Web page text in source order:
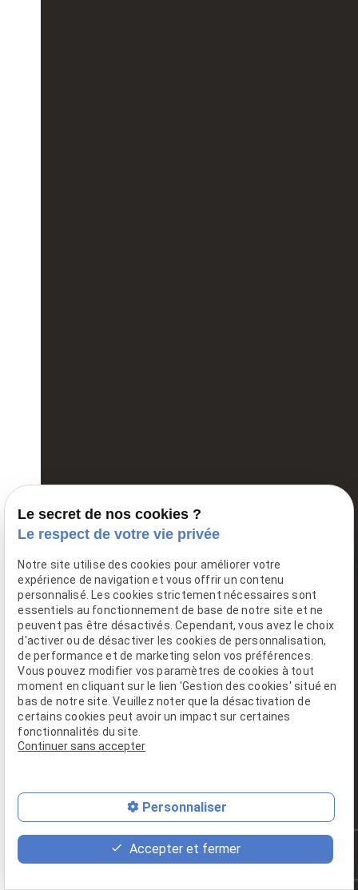
place
Plan d'accès
feed
Devis
phone
02 49 88 23 32
Le secret de nos cookies ?
Le respect de votre vie privée
Notre site utilise des cookies pour améliorer votre
expérience de navigation et vous offrir un contenu
personnalisé. Les cookies strictement nécessaires sont
essentiels au fonctionnement de base de notre site et ne
peuvent pas être désactivés. Cependant, vous avez le choix
d'activer ou de désactiver les cookies de personnalisation,
de performance et de marketing selon vos préférences.
Vous pouvez modifier vos paramètres de cookies à tout
moment en cliquant sur le lien 'Gestion des cookies' situé en
bas de notre site. Veuillez noter que la désactivation de
certains cookies peut avoir un impact sur certaines
fonctionnalités du site.
Continuer sans accepter
Personnaliser
Accepter et fermer